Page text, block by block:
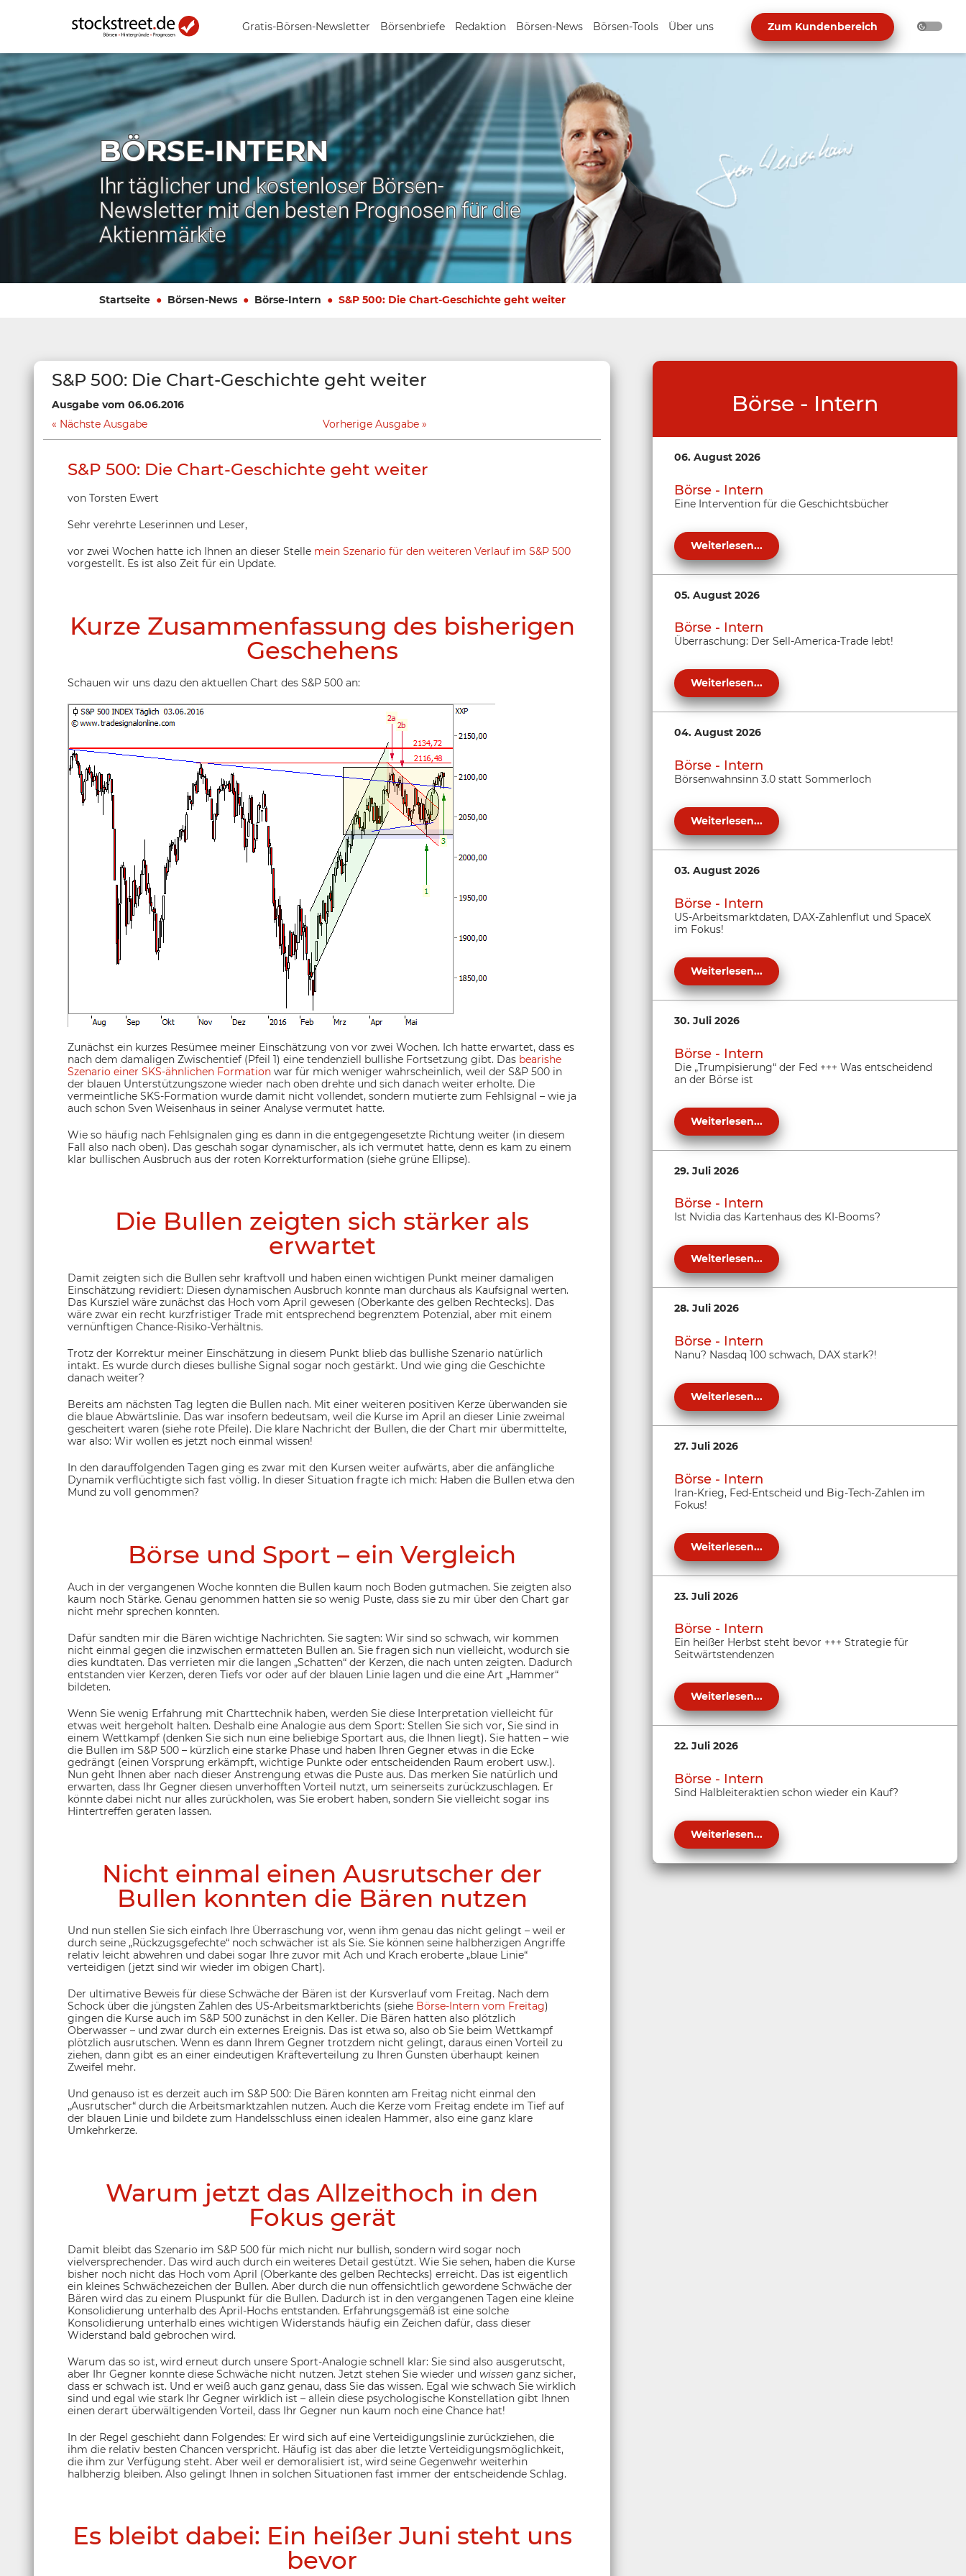
Gratis-Börsen-Newsletter Börsenbriefe Redaktion Börsen-News Börsen-Tools Über uns Zum Kundenbereich
BÖRSE-INTERN
Ihr täglicher und kostenloser Börsen-
Newsletter mit den besten Prognosen für die
Aktienmärkte
Startseite Börsen-News Börse-Intern S&P 500: Die Chart-Geschichte geht weiter
S&P 500: Die Chart-Geschichte geht weiter
Ausgabe vom 06.06.2016
Nächste Ausgabe
Vorherige Ausgabe
S&P 500: Die Chart-Geschichte geht weiter
von Torsten Ewert
Sehr verehrte Leserinnen und Leser,
vor zwei Wochen hatte ich Ihnen an dieser Stelle mein Szenario für den weiteren Verlauf im S&P 500
vorgestellt. Es ist also Zeit für ein Update.
Kurze Zusammenfassung des bisherigen
Geschehens
Schauen wir uns dazu den aktuellen Chart des S&P 500 an:
Zunächst ein kurzes Resümee meiner Einschätzung von vor zwei Wochen. Ich hatte erwartet, dass es
nach dem damaligen Zwischentief (Pfeil 1) eine tendenziell bullishe Fortsetzung gibt. Das bearishe
Szenario einer SKS-ähnlichen Formation war für mich weniger wahrscheinlich, weil der S&P 500 in
der blauen Unterstützungszone wieder nach oben drehte und sich danach weiter erholte. Die
vermeintliche SKS-Formation wurde damit nicht vollendet, sondern mutierte zum Fehlsignal – wie ja
auch schon Sven Weisenhaus in seiner Analyse vermutet hatte.
Wie so häufig nach Fehlsignalen ging es dann in die entgegengesetzte Richtung weiter (in diesem
Fall also nach oben). Das geschah sogar dynamischer, als ich vermutet hatte, denn es kam zu einem
klar bullischen Ausbruch aus der roten Korrekturformation (siehe grüne Ellipse).
Die Bullen zeigten sich stärker als
erwartet
Damit zeigten sich die Bullen sehr kraftvoll und haben einen wichtigen Punkt meiner damaligen
Einschätzung revidiert: Diesen dynamischen Ausbruch konnte man durchaus als Kaufsignal werten.
Das Kursziel wäre zunächst das Hoch vom April gewesen (Oberkante des gelben Rechtecks). Das
wäre zwar ein recht kurzfristiger Trade mit entsprechend begrenztem Potenzial, aber mit einem
vernünftigen Chance-Risiko-Verhältnis.
Trotz der Korrektur meiner Einschätzung in diesem Punkt blieb das bullishe Szenario natürlich
intakt. Es wurde durch dieses bullishe Signal sogar noch gestärkt. Und wie ging die Geschichte
danach weiter?
Bereits am nächsten Tag legten die Bullen nach. Mit einer weiteren positiven Kerze überwanden sie
die blaue Abwärtslinie. Das war insofern bedeutsam, weil die Kurse im April an dieser Linie zweimal
gescheitert waren (siehe rote Pfeile). Die klare Nachricht der Bullen, die der Chart mir übermittelte,
war also: Wir wollen es jetzt noch einmal wissen!
In den darauffolgenden Tagen ging es zwar mit den Kursen weiter aufwärts, aber die anfängliche
Dynamik verflüchtigte sich fast völlig. In dieser Situation fragte ich mich: Haben die Bullen etwa den
Mund zu voll genommen?
Börse und Sport – ein Vergleich
Auch in der vergangenen Woche konnten die Bullen kaum noch Boden gutmachen. Sie zeigten also
kaum noch Stärke. Genau genommen hatten sie so wenig Puste, dass sie zu mir über den Chart gar
nicht mehr sprechen konnten.
Dafür sandten mir die Bären wichtige Nachrichten. Sie sagten: Wir sind so schwach, wir kommen
nicht einmal gegen die inzwischen ermatteten Bullen an. Sie fragen sich nun vielleicht, wodurch sie
dies kundtaten. Das verrieten mir die langen „Schatten“ der Kerzen, die nach unten zeigten. Dadurch
entstanden vier Kerzen, deren Tiefs vor oder auf der blauen Linie lagen und die eine Art „Hammer“
bildeten.
Wenn Sie wenig Erfahrung mit Charttechnik haben, werden Sie diese Interpretation vielleicht für
etwas weit hergeholt halten. Deshalb eine Analogie aus dem Sport: Stellen Sie sich vor, Sie sind in
einem Wettkampf (denken Sie sich nun eine beliebige Sportart aus, die Ihnen liegt). Sie hatten – wie
die Bullen im S&P 500 – kürzlich eine starke Phase und haben Ihren Gegner etwas in die Ecke
gedrängt (einen Vorsprung erkämpft, wichtige Punkte oder entscheidenden Raum erobert usw.).
Nun geht Ihnen aber nach dieser Anstrengung etwas die Puste aus. Das merken Sie natürlich und
erwarten, dass Ihr Gegner diesen unverhofften Vorteil nutzt, um seinerseits zurückzuschlagen. Er
könnte dabei nicht nur alles zurückholen, was Sie erobert haben, sondern Sie vielleicht sogar ins
Hintertreffen geraten lassen.
Nicht einmal einen Ausrutscher der
Bullen konnten die Bären nutzen
Und nun stellen Sie sich einfach Ihre Überraschung vor, wenn ihm genau das nicht gelingt – weil er
durch seine „Rückzugsgefechte“ noch schwächer ist als Sie. Sie können seine halbherzigen Angriffe
relativ leicht abwehren und dabei sogar Ihre zuvor mit Ach und Krach eroberte „blaue Linie“
verteidigen (jetzt sind wir wieder im obigen Chart).
Der ultimative Beweis für diese Schwäche der Bären ist der Kursverlauf vom Freitag. Nach dem
Schock über die jüngsten Zahlen des US-Arbeitsmarktberichts (siehe Börse-Intern vom Freitag)
gingen die Kurse auch im S&P 500 zunächst in den Keller. Die Bären hatten also plötzlich
Oberwasser – und zwar durch ein externes Ereignis. Das ist etwa so, also ob Sie beim Wettkampf
plötzlich ausrutschen. Wenn es dann Ihrem Gegner trotzdem nicht gelingt, daraus einen Vorteil zu
ziehen, dann gibt es an einer eindeutigen Kräfteverteilung zu Ihren Gunsten überhaupt keinen
Zweifel mehr.
Und genauso ist es derzeit auch im S&P 500: Die Bären konnten am Freitag nicht einmal den
„Ausrutscher“ durch die Arbeitsmarktzahlen nutzen. Auch die Kerze vom Freitag endete im Tief auf
der blauen Linie und bildete zum Handelsschluss einen idealen Hammer, also eine ganz klare
Umkehrkerze.
Warum jetzt das Allzeithoch in den
Fokus gerät
Damit bleibt das Szenario im S&P 500 für mich nicht nur bullish, sondern wird sogar noch
vielversprechender. Das wird auch durch ein weiteres Detail gestützt. Wie Sie sehen, haben die Kurse
bisher noch nicht das Hoch vom April (Oberkante des gelben Rechtecks) erreicht. Das ist eigentlich
ein kleines Schwächezeichen der Bullen. Aber durch die nun offensichtlich gewordene Schwäche der
Bären wird das zu einem Pluspunkt für die Bullen. Dadurch ist in den vergangenen Tagen eine kleine
Konsolidierung unterhalb des April-Hochs entstanden. Erfahrungsgemäß ist eine solche
Konsolidierung unterhalb eines wichtigen Widerstands häufig ein Zeichen dafür, dass dieser
Widerstand bald gebrochen wird.
Warum das so ist, wird erneut durch unsere Sport-Analogie schnell klar: Sie sind also ausgerutscht,
aber Ihr Gegner konnte diese Schwäche nicht nutzen. Jetzt stehen Sie wieder und wissen ganz sicher,
dass er schwach ist. Und er weiß auch ganz genau, dass Sie das wissen. Egal wie schwach Sie wirklich
sind und egal wie stark Ihr Gegner wirklich ist – allein diese psychologische Konstellation gibt Ihnen
einen derart überwältigenden Vorteil, dass Ihr Gegner nun kaum noch eine Chance hat!
In der Regel geschieht dann Folgendes: Er wird sich auf eine Verteidigungslinie zurückziehen, die
ihm die relativ besten Chancen verspricht. Häufig ist das aber die letzte Verteidigungsmöglichkeit,
die ihm zur Verfügung steht. Aber weil er demoralisiert ist, wird seine Gegenwehr weiterhin
halbherzig bleiben. Also gelingt Ihnen in solchen Situationen fast immer der entscheidende Schlag.
Es bleibt dabei: Ein heißer Juni steht uns
bevor
Börse - Intern
06. August 2026
Börse - Intern
Eine Intervention für die Geschichtsbücher
Weiterlesen...
05. August 2026
Börse - Intern
Überraschung: Der Sell-America-Trade lebt!
Weiterlesen...
04. August 2026
Börse - Intern
Börsenwahnsinn 3.0 statt Sommerloch
Weiterlesen...
03. August 2026
Börse - Intern
US-Arbeitsmarktdaten, DAX-Zahlenflut und SpaceX
im Fokus!
Weiterlesen...
30. Juli 2026
Börse - Intern
Die „Trumpisierung“ der Fed +++ Was entscheidend
an der Börse ist
Weiterlesen...
29. Juli 2026
Börse - Intern
Ist Nvidia das Kartenhaus des KI-Booms?
Weiterlesen...
28. Juli 2026
Börse - Intern
Nanu? Nasdaq 100 schwach, DAX stark?!
Weiterlesen...
27. Juli 2026
Börse - Intern
Iran-Krieg, Fed-Entscheid und Big-Tech-Zahlen im
Fokus!
Weiterlesen...
23. Juli 2026
Börse - Intern
Ein heißer Herbst steht bevor +++ Strategie für
Seitwärtstendenzen
Weiterlesen...
22. Juli 2026
Börse - Intern
Sind Halbleiteraktien schon wieder ein Kauf?
Weiterlesen...